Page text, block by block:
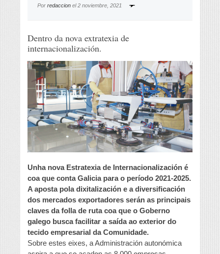
Por redaccion el2 noviembre, 2021
Dentro da nova extratexia de
internacionalización.
Unha nova Estratexia de Internacionalización é
coa que conta Galicia para o período 2021-2025.
A aposta pola dixitalización e a diversificación
dos mercados exportadores serán as principais
claves da folla de ruta coa que o Goberno
galego busca facilitar a saída ao exterior do
tecido empresarial da Comunidade.
Sobre estes eixes, a Administración autonómica